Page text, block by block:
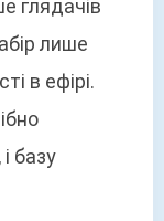
глядачів
лише
в ефірі.
базу